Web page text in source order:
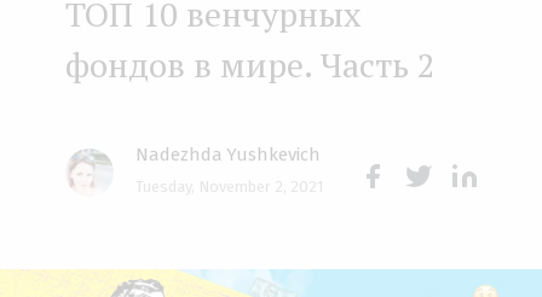
ТОП 10 венчурных
фондов в мире. Часть 2
Nadezhda Yushkevich
Tuesday, November 2, 2021